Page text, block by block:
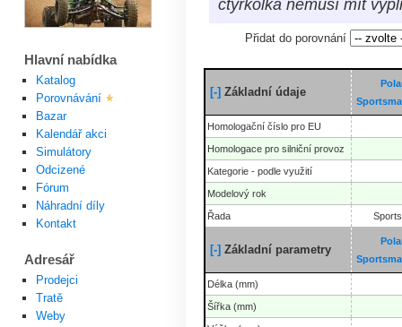
čtyřkolka nemusí mít
Přidat do porovnání
[-] Základní údaje
Homologační číslo pro EU
Homologace pro silniční provoz
Kategorie - podle využití
Modelový rok
Řada
[-] Základní parametry
Délka (mm)
Šířka (mm)
Hlavní nabídka
Katalog
Porovnávání
Bazar
Kalendář akci
Simulátory
Odcizené
Fórum
Náhradní díly
Kontakt
Adresář
Prodejci
Tratě
Weby